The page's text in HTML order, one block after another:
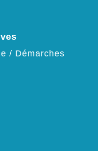
/ Démarches